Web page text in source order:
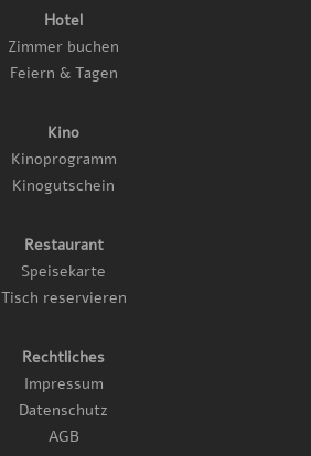
Hotel
Zimmer buchen
Feiern & Tagen
Kino
Kinoprogramm
Kinogutschein
Restaurant
Speisekarte
Tisch reservieren
Rechtliches
Impressum
Datenschutz
AGB